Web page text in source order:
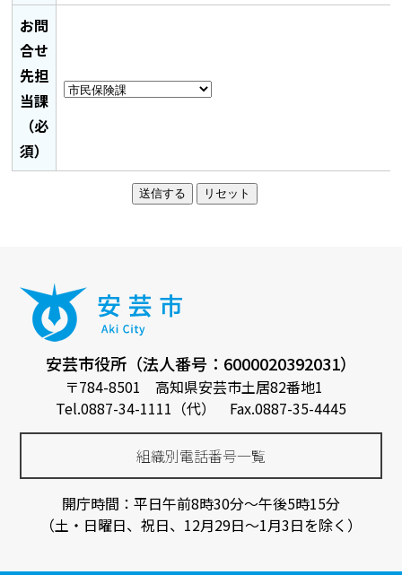
お問
合せ
先担
当課
（必
須）
安芸市役所（法人番号：6000020392031）
〒784-8501 高知県安芸市土居82番地1
Tel.0887-34-1111（代） Fax.0887-35-4445
組織別電話番号一覧
開庁時間：平日午前8時30分～午後5時15分
（土・日曜日、祝日、12月29日～1月3日を除く）